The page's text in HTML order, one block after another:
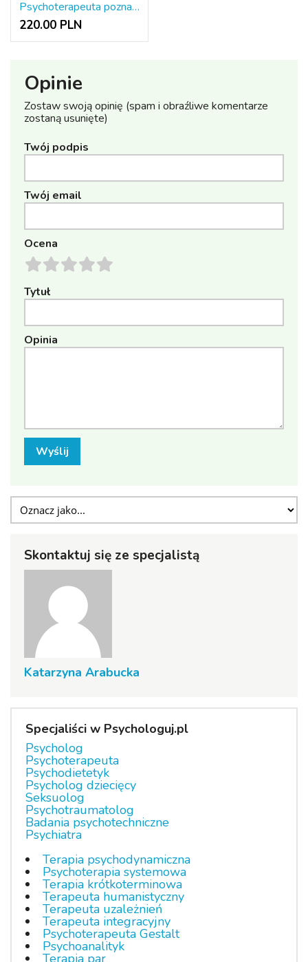
Psychoterapeuta poznawczo-behawioralny ONLINE
220.00 PLN
Opinie
Zostaw swoją opinię (spam i obraźliwe komentarze
zostaną usunięte)
Twój podpis
Twój email
Ocena
Tytuł
Opinia
Wyślij
Skontaktuj się ze specjalistą
Katarzyna Arabucka
Specjaliści w Psychologuj.pl
Psycholog
Psychoterapeuta
Psychodietetyk
Psycholog dziecięcy
Seksuolog
Psychotraumatolog
Badania psychotechniczne
Psychiatra
Terapia psychodynamiczna
Psychoterapia systemowa
Terapia krótkoterminowa
Terapeuta humanistyczny
Terapeuta uzależnień
Terapeuta integracyjny
Psychoterapeuta Gestalt
Psychoanalityk
Terapia par